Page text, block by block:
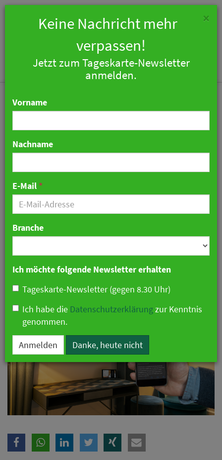
Wie Hotels Gästen ein
innovatives aber
kostengünstiges
Entertainment-Erlebnis
im Zimmer bieten
×
Keine Nachricht mehr
verpassen!
Jetzt zum Tageskarte-Newsletter
anmelden.
Vorname
Nachname
E-Mail *
Branche
Ich möchte folgende Newsletter erhalten
Tageskarte-Newsletter (gegen 8.30 Uhr)
Ich habe die Datenschutzerklärungzur Kenntnis
genommen.
Anmelden Danke, heute nicht